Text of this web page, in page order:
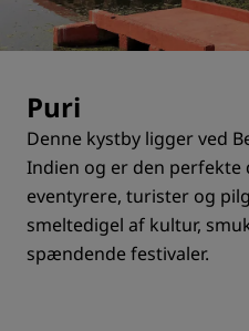
Puri
Denne kystby ligger ved
Indien og er den
eventyrere, turister og
smeltedigel af kultur,
spændende festivaler.